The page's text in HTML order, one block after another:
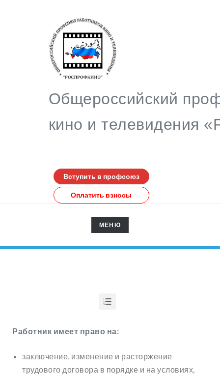
Общероссийский
кино и
Вступить в профсоюз
Оплатить взносы
МЕНЮ
МЕНЮ
Работник имеет право на:
заключение, изменение и расторжение
трудового договора в порядке и на условиях,